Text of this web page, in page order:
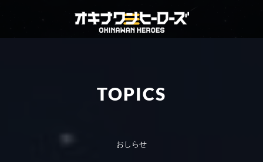
TOPICS
おしらせ